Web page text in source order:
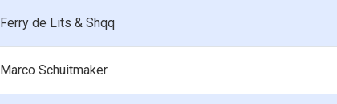
Ferry de Lits & Shqq
Marco Schuitmaker